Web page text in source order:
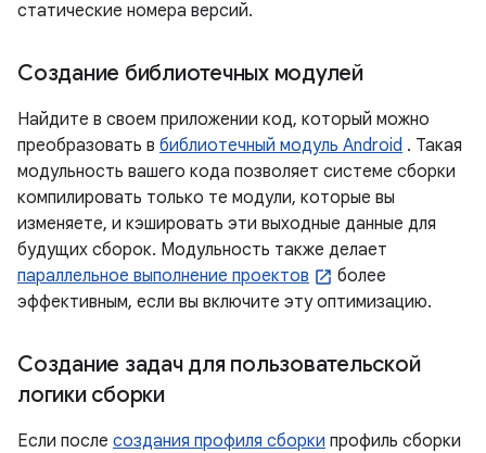
статические номера версий.
Создание библиотечных модулей
Найдите в своем приложении код, который можно
преобразовать в библиотечный модуль Android . Такая
модульность вашего кода позволяет системе сборки
компилировать только те модули, которые вы
изменяете, и кэшировать эти выходные данные для
будущих сборок. Модульность также делает
параллельное выполнение проектов
более
эффективным, если вы включите эту оптимизацию.
Создание задач для пользовательской
логики сборки
Если после создания профиля сборки профиль сборки